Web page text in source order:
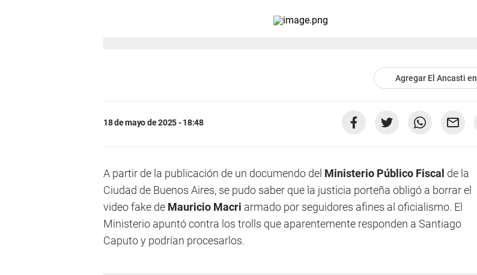
Agregar El Ancasti en
18 de mayo de 2025 - 18:48
A partir de la publicación de un documendo del Ministerio Público Fiscal de la
Ciudad de Buenos Aires, se pudo saber que la justicia porteña obligó a borrar el
video fake de Mauricio Macri armado por seguidores afines al oficialismo. El
Ministerio apuntó contra los trolls que aparentemente responden a Santiago
Caputo y podrían procesarlos.